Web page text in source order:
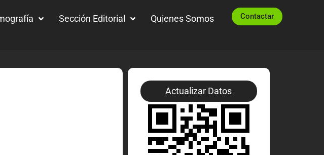
Sección Editorial Quienes Somos Contactar
Actualizar Datos